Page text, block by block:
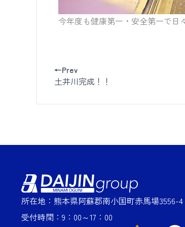
今年度も健康第一・安全第一で日
←Prev
土井川完成！！
所在地：熊本県阿蘇郡南小国町赤馬場3556-4
受付時間：9：00～17：00